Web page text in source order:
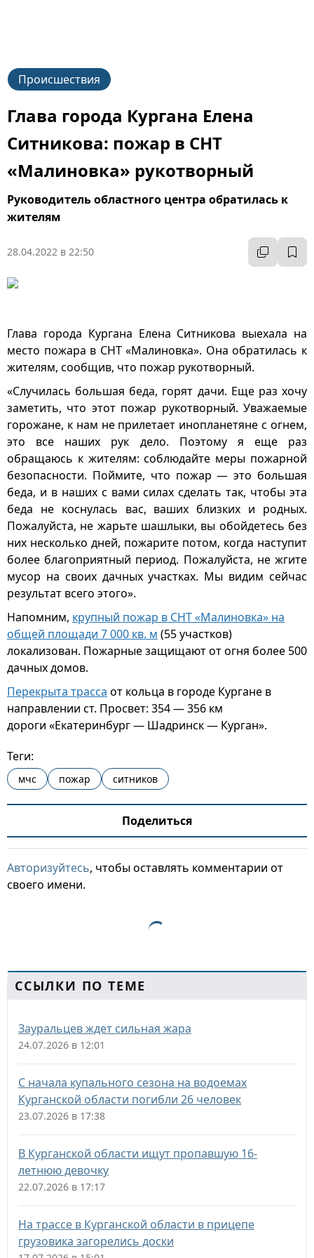
Происшествия
Глава города Кургана Елена
Ситникова: пожар в СНТ
«Малиновка» рукотворный
Руководитель областного центра обратилась к
жителям
28.04.2022 в 22:50
Глава города Кургана Елена Ситникова выехала на
место пожара в СНТ «Малиновка». Она обратилась к
жителям, сообщив, что пожар рукотворный.
«Случилась большая беда, горят дачи. Еще раз хочу
заметить, что этот пожар рукотворный. Уважаемые
горожане, к нам не прилетает инопланетяне с огнем,
это все наших рук дело. Поэтому я еще раз
обращаюсь к жителям: соблюдайте меры пожарной
безопасности. Поймите, что пожар — это большая
беда, и в наших с вами силах сделать так, чтобы эта
беда не коснулась вас, ваших близких и родных.
Пожалуйста, не жарьте шашлыки, вы обойдетесь без
них несколько дней, пожарите потом, когда наступит
более благоприятный период. Пожалуйста, не жгите
мусор на своих дачных участках. Мы видим сейчас
результат всего этого».
Напомним, крупный пожар в СНТ «Малиновка» на
общей площади 7 000 кв. м (55 участков)
локализован. Пожарные защищают от огня более 500
дачных домов.
Перекрыта трасса от кольца в городе Кургане в
направлении ст. Просвет: 354 — 356 км
дороги «Екатеринбург — Шадринск — Курган».
Теги:
мчс пожар ситников
Поделиться
Авторизуйтесь, чтобы оставлять комментарии от
своего имени.
ССЫЛКИ ПО ТЕМЕ
Зауральцев ждет сильная жара
24.07.2026 в 12:01
С начала купального сезона на водоемах
Курганской области погибли 26 человек
23.07.2026 в 17:38
В Курганской области ищут пропавшую 16-
летнюю девочку
22.07.2026 в 17:17
На трассе в Курганской области в прицепе
грузовика загорелись доски